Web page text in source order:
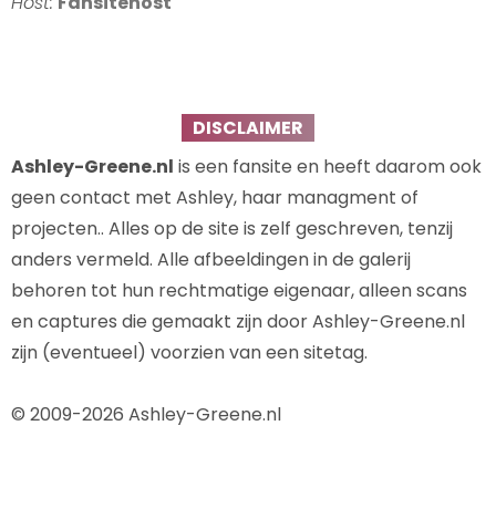
DISCLAIMER
Ashley-Greene.nl is een fansite en heeft daarom ook
geen contact met Ashley, haar managment of
projecten.. Alles op de site is zelf geschreven, tenzij
anders vermeld. Alle afbeeldingen in de galerij
behoren tot hun rechtmatige eigenaar, alleen scans
en captures die gemaakt zijn door Ashley-Greene.nl
zijn (eventueel) voorzien van een sitetag.
© 2009-2026 Ashley-Greene.nl